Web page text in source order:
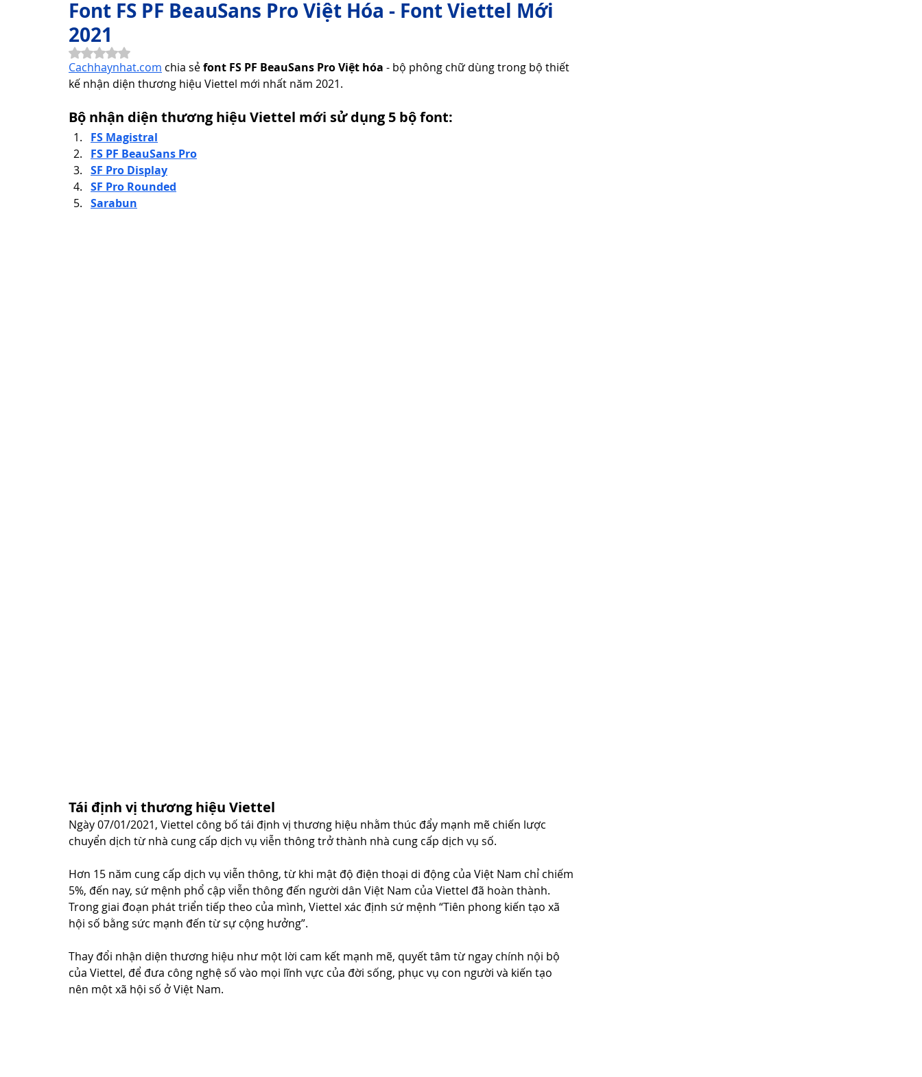
Thơ Hay Thơ Vui
Công Nghệ Thông Tin Khám Phá Công Nghệ
Font FS PF BeauSans Pro Việt Hóa - Font Viettel Mới
2021
Đã xếp hạng NaN/5 sao.
Cachhaynhat.com chia sẻ font FS PF BeauSans Pro Việt hóa - bộ phông chữ dùng trong bộ thiết
kế nhận diện thương hiệu Viettel mới nhất năm 2021.
Bộ nhận diện thương hiệu Viettel mới sử dụng 5 bộ font:
FS Magistral
FS PF BeauSans Pro
SF Pro Display
SF Pro Rounded
Sarabun
Tái định vị thương hiệu Viettel
Ngày 07/01/2021, Viettel công bố tái định vị thương hiệu nhằm thúc đẩy mạnh mẽ chiến lược
chuyển dịch từ nhà cung cấp dịch vụ viễn thông trở thành nhà cung cấp dịch vụ số.
Hơn 15 năm cung cấp dịch vụ viễn thông, từ khi mật độ điện thoại di động của Việt Nam chỉ chiếm
5%, đến nay, sứ mệnh phổ cập viễn thông đến người dân Việt Nam của Viettel đã hoàn thành.
Trong giai đoạn phát triển tiếp theo của mình, Viettel xác định sứ mệnh “Tiên phong kiến tạo xã
hội số bằng sức mạnh đến từ sự cộng hưởng”.
Thay đổi nhận diện thương hiệu như một lời cam kết mạnh mẽ, quyết tâm từ ngay chính nội bộ
của Viettel, để đưa công nghệ số vào mọi lĩnh vực của đời sống, phục vụ con người và kiến tạo
nên một xã hội số ở Việt Nam.